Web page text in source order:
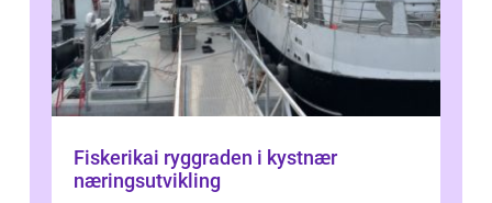
Fiskerikai ryggraden i kystnær
næringsutvikling